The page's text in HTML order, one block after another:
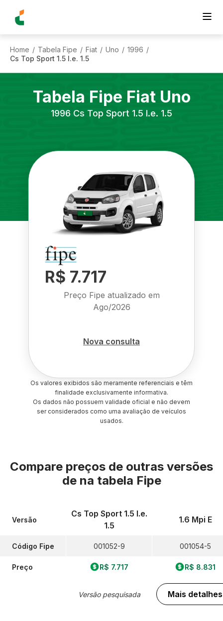
Home / Tabela Fipe / Fiat / Uno / 1996 /
Cs Top Sport 1.5 I.e. 1.5
Tabela Fipe Fiat Uno
1996 Cs Top Sport 1.5 I.e. 1.5
R$ 7.717
Preço Fipe atualizado em
Ago/2026
Nova consulta
Os valores exibidos são meramente referenciais e têm
finalidade exclusivamente informativa.
Os dados não possuem validade oficial e não devem
ser considerados como uma avaliação de veículos
usados.
Compare preços de outras versões
de na tabela Fipe
Versão
Código Fipe
Preço
Cs Top Sport 1.5 I.e.
1.5
001052-9
R$ 7.717
Versão pesquisada
1.6 Mpi E
001054-5
R$ 8.831
Mais detalhes